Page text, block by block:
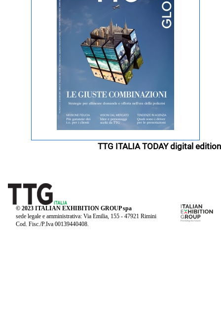
TTG ITALIA TODAY digital edition
© 2023 ITALIAN EXHIBITION GROUP spa
sede legale e amministrativa: Via Emilia, 155 - 47921 Rimini
Cod. Fisc./P.Iva 00139440408.